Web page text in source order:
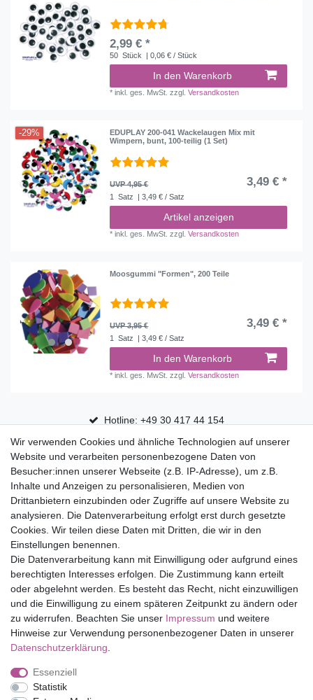
2,99 € *
50 Stück | 0,06 € / Stück
In den Warenkorb
*inkl. ges. MwSt. zzgl.Versandkosten
-29%
EDUPLAY 200-041 Wackelaugen Mix mit
Wimpern, bunt, 100-teilig (1 Set)
UVP 4,95 € 3,49 € *
1 Satz | 3,49 € / Satz
Artikel anzeigen
*inkl. ges. MwSt. zzgl.Versandkosten
Moosgummi "Formen", 200 Teile
UVP 3,95 € 3,49 € *
1 Satz | 3,49 € / Satz
In den Warenkorb
*inkl. ges. MwSt. zzgl.Versandkosten
Hotline: +49 30 417 44 154
30 Tage Rückgaberecht
Versandfrei ab 75 € in Deutschland
Top Marken
Eduplay
Folia Bringmann
Shop
Mein Konto
Service
Versandkosten
Impressum
Wir verwenden Cookies und ähnliche Technologien auf unserer
Website und verarbeiten personenbezogene Daten von
Besucher:innen unserer Webseite (z.B. IP-Adresse), um z.B.
Inhalte und Anzeigen zu personalisieren, Medien von
Drittanbietern einzubinden oder Zugriffe auf unsere Website zu
analysieren. Die Datenverarbeitung erfolgt erst durch gesetzte
Cookies. Wir teilen diese Daten mit Dritten, die wir in den
Einstellungen benennen.
Die Datenverarbeitung kann mit Einwilligung oder aufgrund eines
berechtigten Interesses erfolgen. Die Zustimmung kann erteilt
oder abgelehnt werden. Es besteht das Recht, nicht einzuwilligen
und die Einwilligung zu einem späteren Zeitpunkt zu ändern oder
zu widerrufen. Beachten Sie unser Impressum und weitere
Hinweise zur Verwendung personenbezogener Daten in unserer
Daten­schutz­erklärung
Essenziell
Statistik